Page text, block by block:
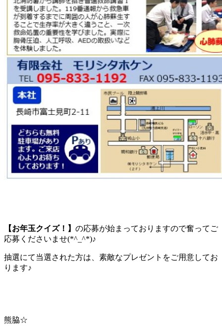
【お年玉クイズ！】 の応募が始まっておりますので奮ってご
応募くださいませ(*^_^*)♪
抽選にて当選された方は、素敵なプレゼントをご用意してお
ります♪
熊脇☆